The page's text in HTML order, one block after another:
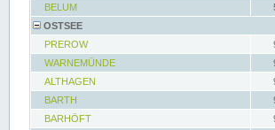
BELUM
OSTSEE
PREROW
WARNEMÜNDE
ALTHAGEN
BARTH
BARHÖFT